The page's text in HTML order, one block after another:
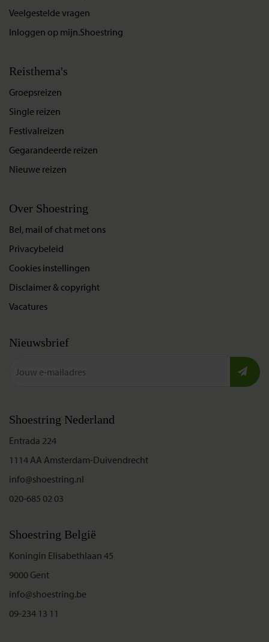
Veelgestelde vragen
Inloggen op mijn.Shoestring
Reisthema's
Groepsreizen
Single reizen
Festivalreizen
Gegarandeerde reizen
Nieuwe reizen
Over Shoestring
Bel, mail of chat met ons
Privacybeleid
Cookies instellingen
Disclaimer & copyright
Vacatures
Nieuwsbrief
Shoestring Nederland
Entrada 224
1114 AA Amsterdam-Duivendrecht
info@shoestring.nl
020-685 02 03
Shoestring België
Koningin Elisabethlaan 45
9000 Gent
info@shoestring.be
09-234 13 11